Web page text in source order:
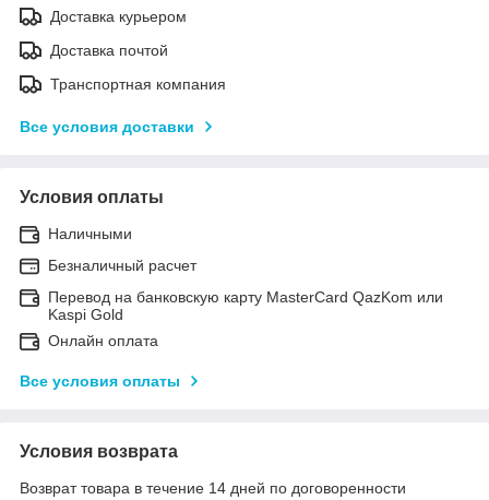
Доставка курьером
Доставка почтой
Транспортная компания
Все условия доставки
Условия оплаты
Наличными
Безналичный расчет
Перевод на банковскую карту MasterCard QazKom или
Kaspi Gold
Онлайн оплата
Все условия оплаты
Условия возврата
Возврат товара в течение 14 дней по договоренности